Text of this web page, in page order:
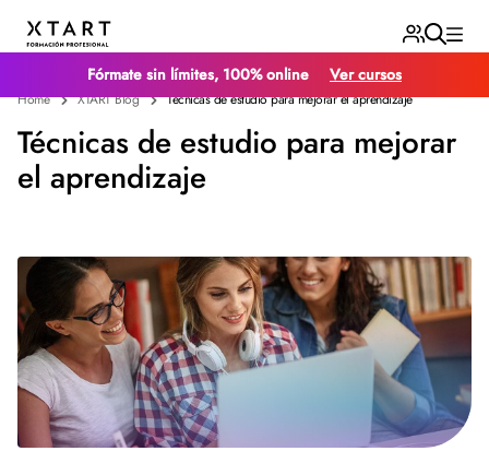
Home XTART Blog Técnicas de estudio para mejorar el aprendizaje
Técnicas de estudio para mejorar
el aprendizaje
Fórmate sin límites, 100% online Ver cursos